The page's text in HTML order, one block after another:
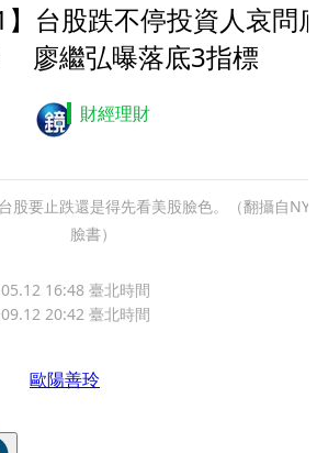
】台股跌不停投資人哀問
廖繼弘曝落底3指標
財經理財
股要止跌還是得先看美股臉色。（翻攝自
臉書）
16:48 臺北時間
20:42 臺北時間
歐陽善玲